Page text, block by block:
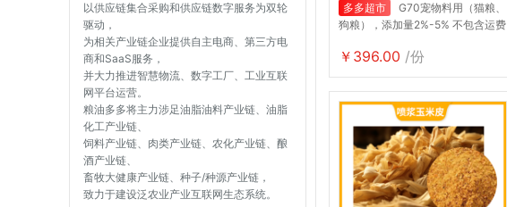
以供应链集合采购和供应链数字服务为双轮
驱动，
为相关产业链企业提供自主电商、第三方电
商和SaaS服务，
并大力推进智慧物流、数字工厂、工业互联
网平台运营。
粮油多多将主力涉足油脂油料产业链、油脂
化工产业链、
饲料产业链、肉类产业链、农化产业链、酿
酒产业链、
畜牧大健康产业链、种子/种源产业链，
致力于建设泛农业产业互联网生态系统。
多多超市
G70宠物料用（猫粮、
狗粮），添加量2%-5% 不包含运费
￥396.00 /份